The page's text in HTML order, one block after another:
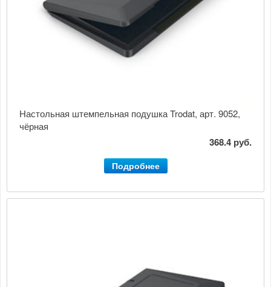
Настольная штемпельная подушка Trodat, арт. 9052,
чёрная
368.4 руб.
Подробнее